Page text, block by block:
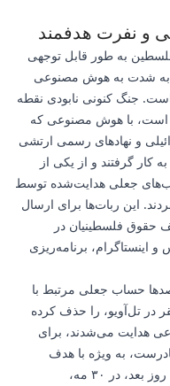
و نفرت هدفمند
به طور قابل توجهی
به شدت به هوش مصنوعی
جنگ کنونی نابودی نقطه
با هوش مصنوعی که
و نهادهای رسمی ارتشی
گرفتند و از یکی از
جعلی هدایت‌شده توسط
این ربات‌ها برای ارسال
حقوق فلسطینیان در
اینستاگرام، برنامه‌ریزی
صدها حساب جعلی مرتبط با
در تل‌آویو، را حذف کرده
هدایت می‌شدند، برای
به ویژه با هدف
مخاطبان عرب‌زبان، استفاده می‌شدند. یک روز بعد، در ۳۰ مه،